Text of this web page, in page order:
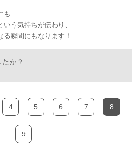
も
う気持ちが伝わり、
瞬間にもなります！
か？
4 5 6 7 8
9